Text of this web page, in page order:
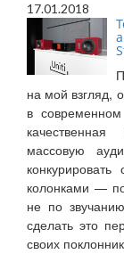
17.01.2018
на мой взгляд,
в
массовую
колонками —
не по
сделать это
своих